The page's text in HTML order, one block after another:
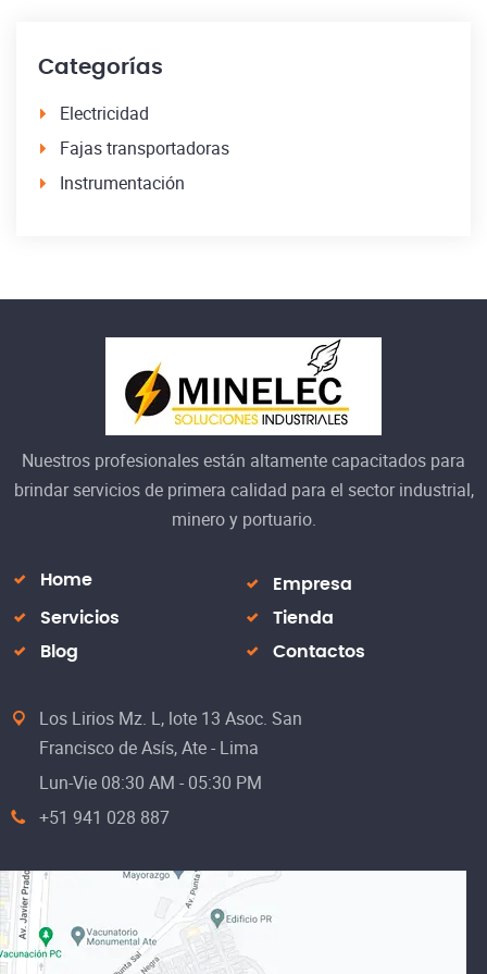
Categorías
Electricidad
Fajas transportadoras
Instrumentación
Nuestros profesionales están altamente capacitados para
brindar servicios de primera calidad para el sector industrial,
minero y portuario.
Home
Empresa
Servicios
Tienda
Blog
Contactos
Los Lirios Mz. L, lote 13 Asoc. San
Francisco de Asís, Ate - Lima
Lun-Vie 08:30 AM - 05:30 PM
+51 941 028 887